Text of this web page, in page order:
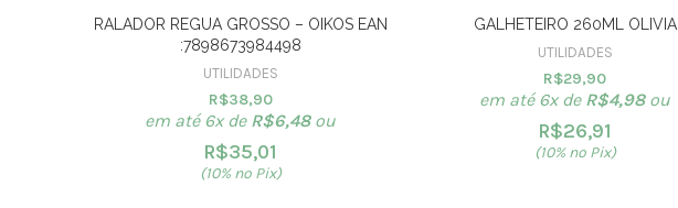
RALADOR REGUA GROSSO – OIKOS EAN
:7898673984498
UTILIDADES
R$38,90
em até 6x de R$6,48ou
R$35,01
(10% no Pix)
GALHETEIRO 260ML OLIVIA
UTILIDADES
R$29,90
em até 6x de R$4,98ou
R$26,91
(10% no Pix)